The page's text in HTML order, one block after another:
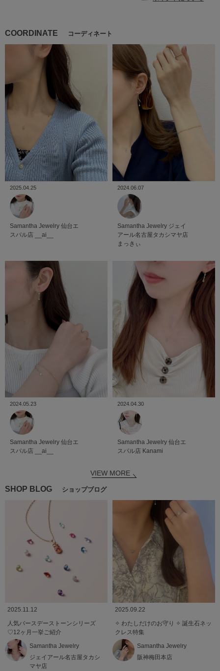
COORDINATE コーディネート
2025.04.25
Samantha Jewelry 仙台エ
スパル店
__ai__
2024.06.07
Samantha Jewelry ジェイ
アール名古屋タカシマヤ店
まっきぃ
2024.05.23
Samantha Jewelry 仙台エ
スパル店
__ai__
2024.04.30
Samantha Jewelry 仙台エ
スパル店 Kanami
VIEW MORE
SHOP BLOG ショップブログ
2025.11.12
人気バースデーストーンシリーズ
♡12ヶ月一挙ご紹介
Samantha Jewelry
ジェイアール名古屋タカシ
マヤ店
2025.09.22
✧ わたしだけのお守り ✧ 誕生石ネッ
クレス特集
Samantha Jewelry
阪神梅田本店